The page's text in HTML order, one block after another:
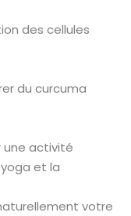
des cellules
du curcuma
une activité
et la
votre